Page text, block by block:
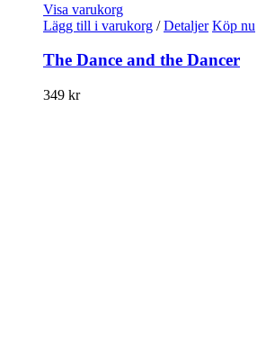
Visa varukorg
Lägg till i varukorg / Detaljer Köp nu
The Dance and the Dancer
349 kr